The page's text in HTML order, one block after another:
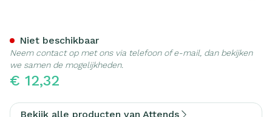
€ 12,32
Niet beschikbaar
Neem contact op met ons via telefoon of e-mail, dan bekijken
we samen de mogelijkheden.
Bekijk alle producten van Attends